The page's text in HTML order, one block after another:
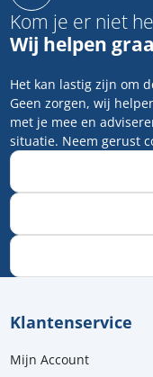
Kom je er niet
Wij helpen
Het kan lastig zijn om
Geen zorgen, wij
met je mee en
situatie. Neem gerust
Klantenservice
Mijn Account